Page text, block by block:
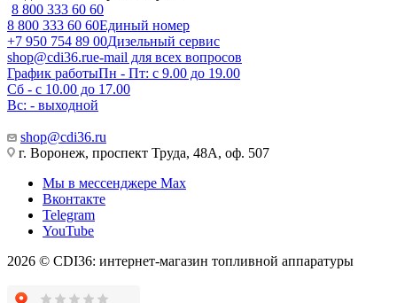
8 800 333 60 60
8 800 333 60 60Единый номер
+7 950 754 89 00Дизельный сервис
shop@cdi36.rue-mail для всех вопросов
График работыПн - Пт: с 9.00 до 19.00
Сб - с 10.00 до 17.00
Вс: - выходной
shop@cdi36.ru
г. Воронеж, проспект Труда, 48А, оф. 507
Мы в мессенджере Max
Вконтакте
Telegram
YouTube
2026 © CDI36: интернет-магазин топливной аппаратуры